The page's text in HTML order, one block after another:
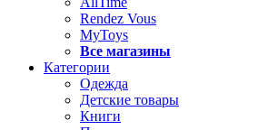
Rendez Vous
MyToys
Все магазины
Категории
Одежда
Детские товары
Книги